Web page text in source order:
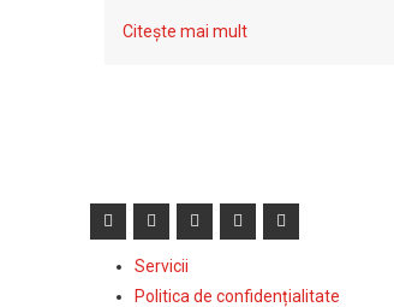
Citește mai mult
Servicii
Politica de confidențialitate